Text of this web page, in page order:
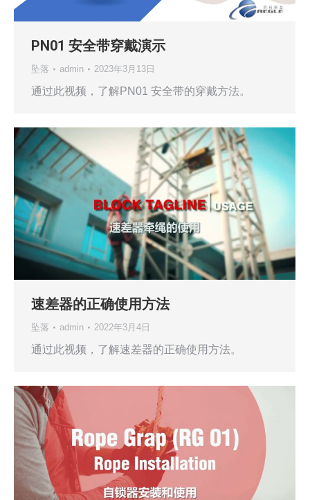
PN01 安全带穿戴演示
坠落 admin 2023年3月13日
通过此视频，了解PN01 安全带的穿戴方法。
速差器的正确使用方法
坠落 admin 2022年3月4日
通过此视频，了解速差器的正确使用方法。